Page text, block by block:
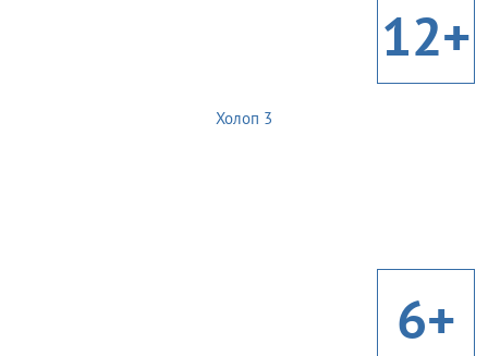
12+
Холоп 3
6+